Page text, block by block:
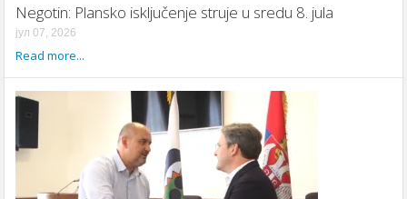
Negotin: Plansko isključenje struje u sredu 8. jula
јул 07, 2026
Read more...